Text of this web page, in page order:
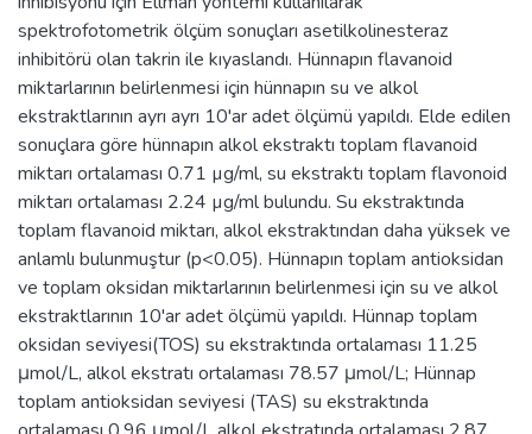
spektrofotometrik ölçüm sonuçları asetilkolinesteraz
inhibitörü olan takrin ile kıyaslandı. Hünnapın flavanoid
miktarlarının belirlenmesi için hünnapın su ve alkol
ekstraktlarının ayrı ayrı 10'ar adet ölçümü yapıldı. Elde edilen
sonuçlara göre hünnapın alkol ekstraktı toplam flavanoid
miktarı ortalaması 0.71 µg/ml, su ekstraktı toplam flavonoid
miktarı ortalaması 2.24 µg/ml bulundu. Su ekstraktında
toplam flavanoid miktarı, alkol ekstraktından daha yüksek ve
anlamlı bulunmuştur (p<0.05). Hünnapın toplam antioksidan
ve toplam oksidan miktarlarının belirlenmesi için su ve alkol
ekstraktlarının 10'ar adet ölçümü yapıldı. Hünnap toplam
oksidan seviyesi(TOS) su ekstraktında ortalaması 11.25
μmol/L, alkol ekstratı ortalaması 78.57 μmol/L; Hünnap
toplam antioksidan seviyesi (TAS) su ekstraktında